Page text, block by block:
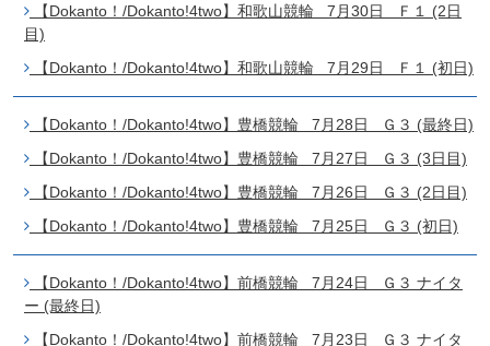
【Dokanto！/Dokanto!4two】和歌山競輪 7月30日 Ｆ１ (2日
目)
【Dokanto！/Dokanto!4two】和歌山競輪 7月29日 Ｆ１ (初日)
【Dokanto！/Dokanto!4two】豊橋競輪 7月28日 Ｇ３ (最終日)
【Dokanto！/Dokanto!4two】豊橋競輪 7月27日 Ｇ３ (3日目)
【Dokanto！/Dokanto!4two】豊橋競輪 7月26日 Ｇ３ (2日目)
【Dokanto！/Dokanto!4two】豊橋競輪 7月25日 Ｇ３ (初日)
【Dokanto！/Dokanto!4two】前橋競輪 7月24日 Ｇ３ ナイタ
ー (最終日)
【Dokanto！/Dokanto!4two】前橋競輪 7月23日 Ｇ３ ナイタ